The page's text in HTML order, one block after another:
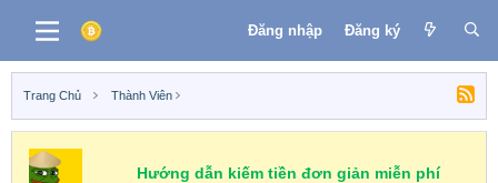
Đăng nhập Đăng ký
Trang Chủ Thành Viên
Hướng dẫn kiếm tiền đơn giản miễn phí